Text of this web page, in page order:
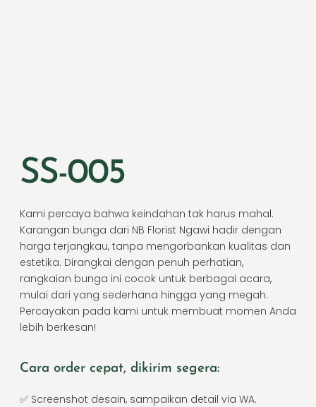
SS-005
Kami percaya bahwa keindahan tak harus mahal.
Karangan bunga dari NB Florist Ngawi hadir dengan
harga terjangkau, tanpa mengorbankan kualitas dan
estetika. Dirangkai dengan penuh perhatian,
rangkaian bunga ini cocok untuk berbagai acara,
mulai dari yang sederhana hingga yang megah.
Percayakan pada kami untuk membuat momen Anda
lebih berkesan!
Cara order cepat, dikirim segera:
✅ Screenshot desain, sampaikan detail via WA.